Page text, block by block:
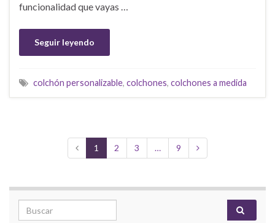
funcionalidad que vayas …
Seguir leyendo
colchón personalizable, colchones, colchones a medida
1 2 3 … 9
Search for: